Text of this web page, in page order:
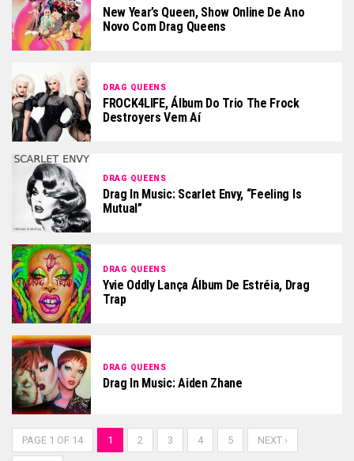
New Year’s Queen, Show Online De Ano
Novo Com Drag Queens
DRAG QUEENS
FROCK4LIFE, Álbum Do Trio The Frock
Destroyers Vem Aí
DRAG QUEENS
Drag In Music: Scarlet Envy, “Feeling Is
Mutual”
DRAG QUEENS
Yvie Oddly Lança Álbum De Estréia, Drag
Trap
DRAG QUEENS
Drag In Music: Aiden Zhane
PAGE 1 OF 14 1 2 3 4 5 NEXT ›